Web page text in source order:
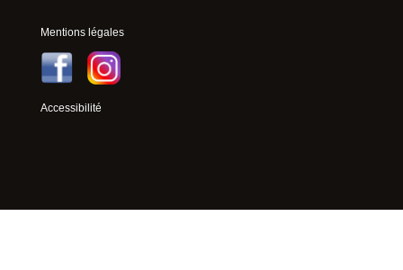
Mentions légales
Accessibilité